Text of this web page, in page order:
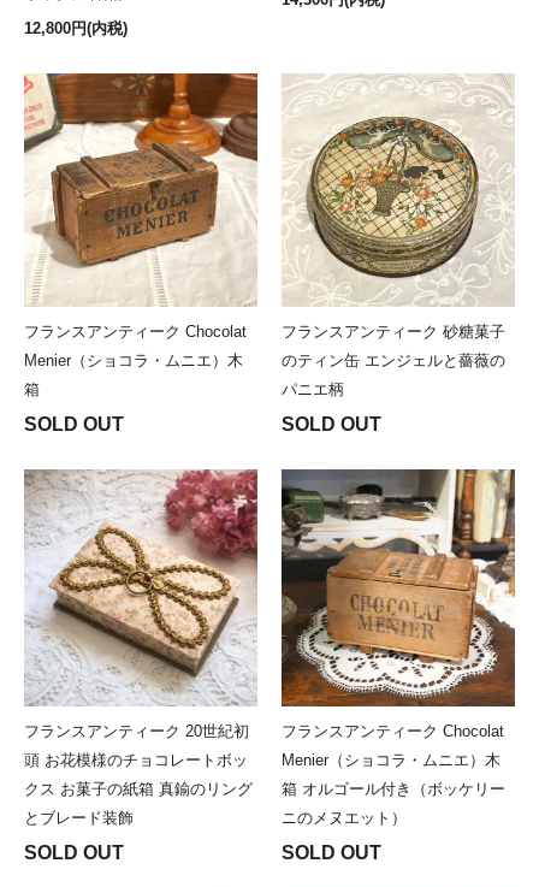
12,800円(内税)
フランスアンティーク Chocolat
Menier（ショコラ・ムニエ）木
箱
SOLD OUT
フランスアンティーク 砂糖菓子
のティン缶 エンジェルと薔薇の
パニエ柄
SOLD OUT
フランスアンティーク 20世紀初
頭 お花模様のチョコレートボッ
クス お菓子の紙箱 真鍮のリング
とブレード装飾
SOLD OUT
フランスアンティーク Chocolat
Menier（ショコラ・ムニエ）木
箱 オルゴール付き（ボッケリー
ニのメヌエット）
SOLD OUT